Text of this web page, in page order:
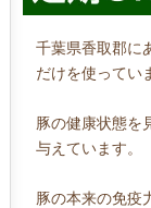
千葉県香取郡に
だけを使ってい
豚の健康状態を
与えています。
豚の本来の免疫